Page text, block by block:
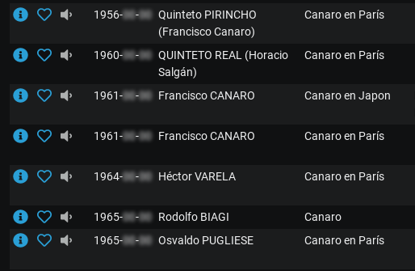
1956-00-00 Quinteto PIRINCHO
(Francisco Canaro)
Canaro en París
1960-00-00 QUINTETO REAL (Horacio
Salgán)
Canaro en París
1961-00-00 Francisco CANARO Canaro en Japon
1961-00-00 Francisco CANARO Canaro en París
1964-00-00 Héctor VARELA Canaro en París
1965-00-00 Rodolfo BIAGI Canaro
1965-00-00 Osvaldo PUGLIESE Canaro en París